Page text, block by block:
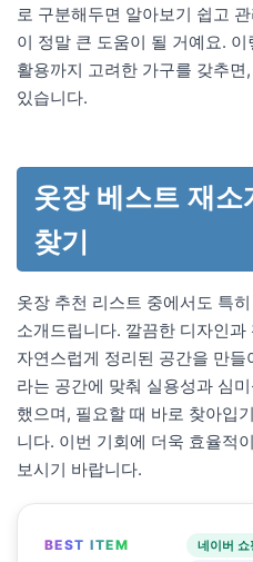
로 구분해두면 알아보기 쉽고
이 정말 큰 도움이 될 거예요.
활용까지 고려한 가구를 갖추
있습니다.
옷장 베스트 재소
찾기
옷장 추천 리스트 중에서도 특
소개드립니다. 깔끔한 디자인
자연스럽게 정리된 공간을 만
라는 공간에 맞춰 실용성과 심
했으며, 필요할 때 바로 찾아입
니다. 이번 기회에 더욱 효율적
보시기 바랍니다.
BEST ITEM
네이버 쇼